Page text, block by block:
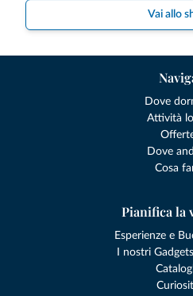
Vai allo
Dove
Attività
Dove
Cosa
Pianifica la
Esperienze e
I nostri